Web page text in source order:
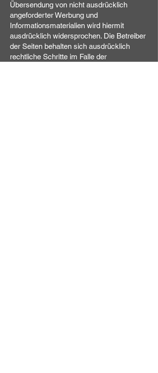
Übersendung von nicht ausdrücklich
angeforderter Werbung und
Informationsmaterialien wird hiermit
ausdrücklich widersprochen. Die Betreiber
der Seiten behalten sich ausdrücklich
rechtliche Schritte im Falle der